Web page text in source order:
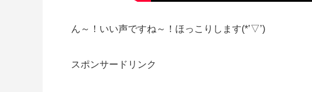
ん～！いい声ですね～！ほっこりします(*’▽’)
スポンサードリンク